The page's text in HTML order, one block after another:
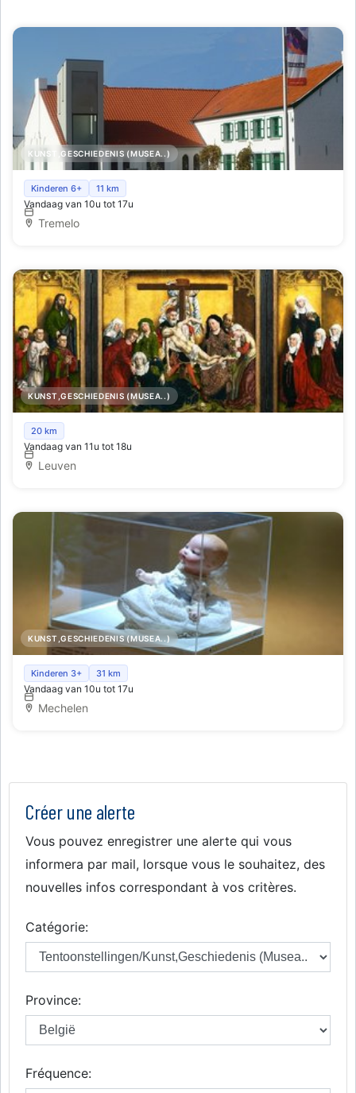
KUNST,GESCHIEDENIS (MUSEA..)
Damiaanmuseum
Kinderen 6+ 11 km
Vandaag van 10u tot 17u
Tremelo
KUNST,GESCHIEDENIS (MUSEA..)
M-collectie
20 km
Vandaag van 11u tot 18u
Leuven
KUNST,GESCHIEDENIS (MUSEA..)
Speelgoedmuseum
Kinderen 3+ 31 km
Vandaag van 10u tot 17u
Mechelen
Créer une alerte
Vous pouvez enregistrer une alerte qui vous
informera par mail, lorsque vous le souhaitez, des
nouvelles infos correspondant à vos critères.
Catégorie:
Province:
Fréquence: